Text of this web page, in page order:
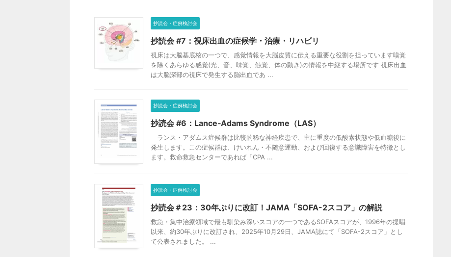
抄読会・症例検討会
抄読会 #7：視床出血の症候学・治療・リハビリ
視床は大脳基底核の一つで、感覚情報を大脳皮質に伝える重要な役割を担っています嗅覚
を除くあらゆる感覚(光、音、味覚、触覚、体の動き)の情報を中継する場所です 視床出血
は大脳深部の視床で発生する脳出血であ ...
抄読会・症例検討会
抄読会 #6：Lance‑Adams Syndrome（LAS）
ランス・アダムス症候群は比較的稀な神経疾患で、主に重度の低酸素状態や低血糖後に
発生します。この症候群は、けいれん・不随意運動、および回復する意識障害を特徴とし
ます。救命救急センターであれば「CPA ...
抄読会・症例検討会
抄読会＃23：30年ぶりに改訂！JAMA「SOFA-2スコア」の解説
救急・集中治療領域で最も馴染み深いスコアの一つであるSOFAスコアが、1996年の提唱
以来、約30年ぶりに改訂され、2025年10月29日、JAMA誌にて「SOFA-2スコア」とし
て公表されました。 ...